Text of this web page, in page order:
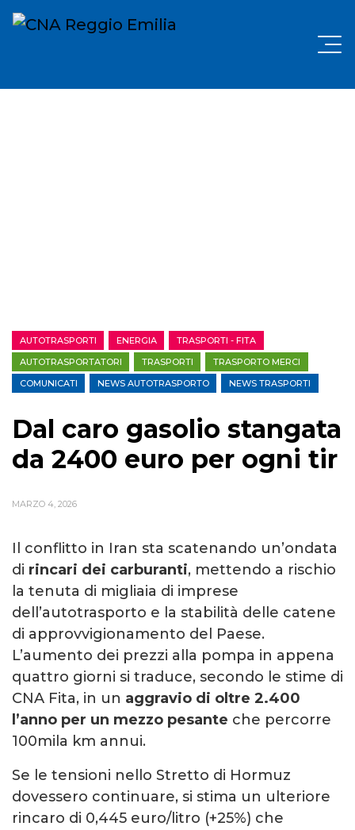
AUTOTRASPORTI ENERGIA
TRASPORTI - FITA
AUTOTRASPORTATORI
TRASPORTI
TRASPORTO MERCI
COMUNICATI
NEWS AUTOTRASPORTO NEWS TRASPORTI
Dal caro gasolio stangata
da 2400 euro per ogni tir
MARZO 4, 2026
Il conflitto in Iran sta scatenando un’ondata
di rincari dei carburanti, mettendo a rischio
la tenuta di migliaia di imprese
dell’autotrasporto e la stabilità delle catene
di approvvigionamento del Paese.
L’aumento dei prezzi alla pompa in appena
quattro giorni si traduce, secondo le stime di
CNA Fita, in un aggravio di oltre 2.400
l’anno per un mezzo pesante che percorre
100mila km annui.
Se le tensioni nello Stretto di Hormuz
dovessero continuare, si stima un ulteriore
rincaro di 0,445 euro/litro (+25%) che